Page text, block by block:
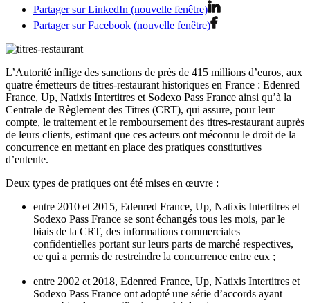
Partager sur LinkedIn (nouvelle fenêtre)
Partager sur Facebook (nouvelle fenêtre)
L’Autorité inflige des sanctions de près de 415 millions d’euros, aux
quatre émetteurs de titres-restaurant historiques en France : Edenred
France, Up, Natixis Intertitres et Sodexo Pass France ainsi qu’à la
Centrale de Règlement des Titres (CRT), qui assure, pour leur
compte, le traitement et le remboursement des titres-restaurant auprès
de leurs clients, estimant que ces acteurs ont méconnu le droit de la
concurrence en mettant en place des pratiques constitutives
d’entente.
Deux types de pratiques ont été mises en œuvre :
entre 2010 et 2015, Edenred France, Up, Natixis Intertitres et
Sodexo Pass France se sont échangés tous les mois, par le
biais de la CRT, des informations commerciales
confidentielles portant sur leurs parts de marché respectives,
ce qui a permis de restreindre la concurrence entre eux ;
entre 2002 et 2018, Edenred France, Up, Natixis Intertitres et
Sodexo Pass France ont adopté une série d’accords ayant